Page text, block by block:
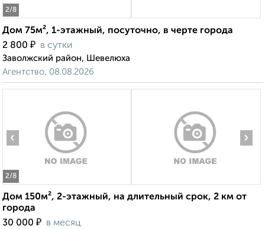
2/8
Дом 75м², 1-этажный, посуточно, в черте города
2 800 ₽ в сутки
Заволжский район, Шевелюха
Агентство, 08.08.2026
2/8
‹ ›
Дом 150м², 2-этажный, на длительный срок, 2 км от
города
30 000 ₽ в месяц